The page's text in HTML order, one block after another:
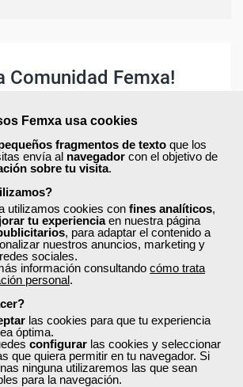
Femxa usa cookies
fragmentos de texto que los
envía al navegador con el objetivo de
sobre tu visita.
utilizamos cookies con fines analíticos,
tu experienciaen nuestra página
, para adaptar el contenido a
nuestros anuncios, marketing y
sociales.
información consultando cómo trata
personal.
las cookies para que tu experiencia
óptima.
configurar las cookies y seleccionar
que quiera permitir en tu navegador. Si
ninguna utilizaremos las que sean
para la navegación.
Comunidad Femxa!
cuenta de usuario,regístrate, indicando
y tus preferencias formativas. Si ya
sesión a continuación y filtra tu